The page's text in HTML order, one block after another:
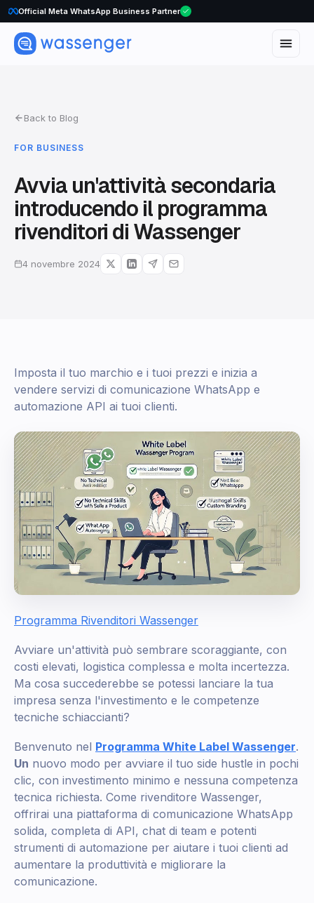
Official Meta WhatsApp Business Partner
WhatsApp Voice Calls are here
Back to Blog
FOR BUSINESS
Avvia un'attività secondaria
introducendo il programma
rivenditori di Wassenger
4 novembre 2024
Imposta il tuo marchio e i tuoi prezzi e inizia a
vendere servizi di comunicazione WhatsApp e
automazione API ai tuoi clienti.
Programma Rivenditori Wassenger
Avviare un'attività può sembrare scoraggiante, con
costi elevati, logistica complessa e molta incertezza.
Ma cosa succederebbe se potessi lanciare la tua
impresa senza l'investimento e le competenze
tecniche schiaccianti?
Benvenuto nel Programma White Label Wassenger.
Un nuovo modo per avviare il tuo side hustle in pochi
clic, con investimento minimo e nessuna competenza
tecnica richiesta. Come rivenditore Wassenger,
offrirai una piattaforma di comunicazione WhatsApp
solida, completa di API, chat di team e potenti
strumenti di automazione per aiutare i tuoi clienti ad
aumentare la produttività e migliorare la
comunicazione.